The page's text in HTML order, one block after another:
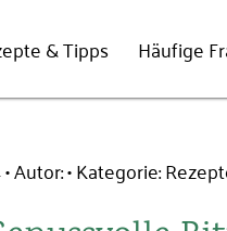
& Tipps Häufige
Autor: Kategorie: